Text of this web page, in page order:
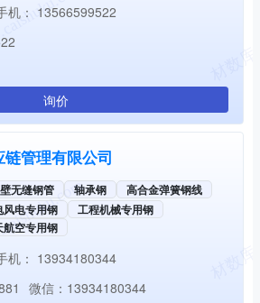
机： 13566599522
询价
管理有限公司
无缝钢管 轴承钢
高合金弹簧钢线
风电专用钢
工程机械专用钢
航空专用钢
机： 13934180344
微信： 13934180344